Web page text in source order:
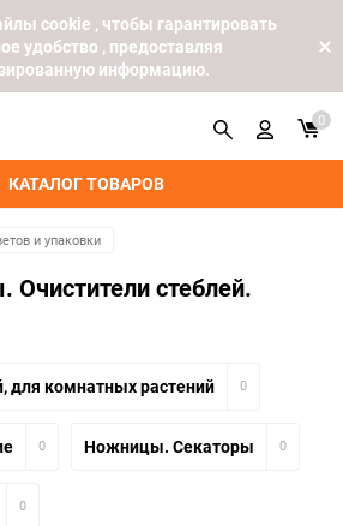
cookie , чтобы гарантировать
удобство , предоставляя
информацию.
КАТАЛОГ ТОВАРОВ
0
и упаковки
стеблей.
для комнатных растений 0
0 Ножницы. Секаторы 0
0